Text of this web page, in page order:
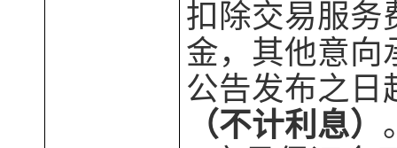
扣除交易服务
金，其他意向
公告发布之日
（不计利息）